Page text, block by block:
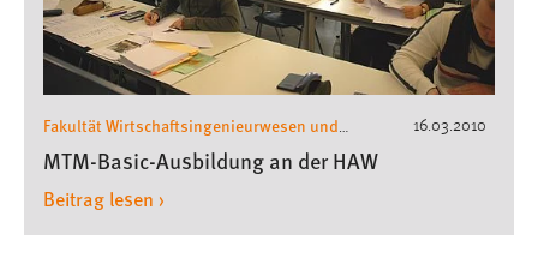
16.03.2010
Fakultät Wirtschaftsingenieurwesen und
Gesundheit
, Wirtschaftsingenieurwesen
MTM-Basic-Ausbildung an der HAW
Beitrag lesen ›